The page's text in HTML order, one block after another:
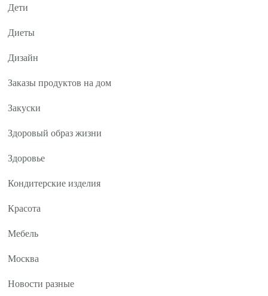
Дети
Диеты
Дизайн
Заказы продуктов на дом
Закуски
Здоровый образ жизни
Здоровье
Кондитерские изделия
Красота
Мебель
Москва
Новости разные